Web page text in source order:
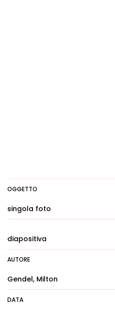
OGGETTO
singola foto
diapositiva
AUTORE
Gendel, Milton
DATA